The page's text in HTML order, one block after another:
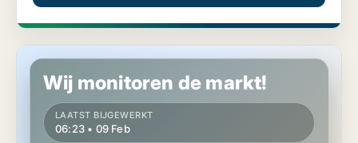
Productie in Rotterdam
Wij monitoren de markt!
LAATST BIJGEWERKT
06:23 • 09 Feb